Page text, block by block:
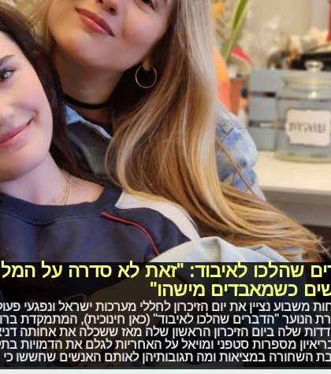
שהלכו לאיבוד: "זאת לא סדרה על
כשמאבדים מישהו"
משבוע נציין את יום הזיכרון לחללי מערכות ישראל ונפגעי
הנוער "הדברים שהלכו לאיבוד" (כאן חינוכית), המתמקדת
שלה ביום הזיכרון הראשון שלה מאז ששכלה את אחותה
מספרות סטפני ומויאל על האחריות לגלם את הדמויות
השחורה במציאות ומה תגובותיהן לאותם האנשים שחששו כי